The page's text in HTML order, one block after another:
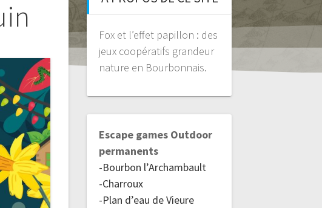
Fox et l’effet papillon : des
jeux coopératifs grandeur
nature en Bourbonnais.
Escape games Outdoor
permanents
-Bourbon l’Archambault
-Charroux
-Plan d’eau de Vieure